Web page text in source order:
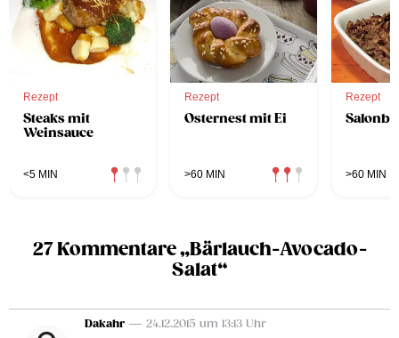
Rezept
Steaks mit
Weinsauce
<5 MIN
Rezept
Osternest mit Ei
>60 MIN
Rezept
>60 MIN
27 Kommentare „Bärlauch-Avocado-
Salat“
Dakahr — 24.12.2015 um 13:13 Uhr